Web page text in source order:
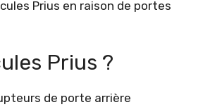
Prius en raison de portes
Prius ?
de porte arrière